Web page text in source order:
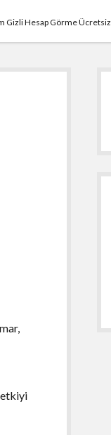
Gizli Hesap Görme Ücretsiz
etkiyi